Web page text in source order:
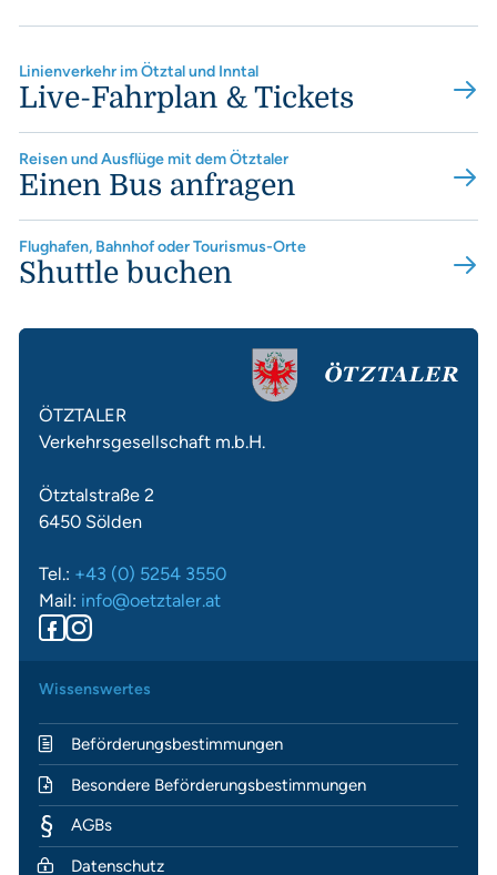
Live-Fahrplan & Tickets
Linienverkehr im Ötztal und Inntal
Einen Bus anfragen
Reisen und Ausflüge mit dem Ötztaler
Shuttle buchen
Flughafen, Bahnhof oder Tourismus-Orte
ÖTZTALER
Verkehrsgesellschaft m.b.H.
Ötztalstraße 2
6450 Sölden
Tel.: +43 (0) 5254 3550
Mail: info@oetztaler.at
Wissenswertes
Beförderungsbestimmungen
Besondere Beförderungsbestimmungen
AGBs
Datenschutz